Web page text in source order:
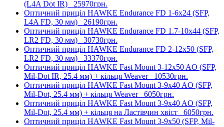
(L4A Dot IR) 25970грн.
Оптичний приціл HAWKE Endurance FD 1-6x24 (SFP,
L4A FD, 30 мм) 26190грн.
Оптичний приціл HAWKE Endurance FD 1.7-10x44 (SFP,
LR2 FD, 30 мм) 30730грн.
Оптичний приціл HAWKE Endurance FD 2-12x50 (SFP,
LR2 FD, 30 мм) 33370грн.
Оптичний приціл HAWKE Fast Mount 3-12x50 AO (SFP,
Mil-Dot IR, 25.4 мм) + кільця Weaver 10530грн.
Оптичний приціл HAWKE Fast Mount 3-9x40 AO (SFP,
Mil-Dot, 25.4 мм) + кільця Weaver 6050грн.
Оптичний приціл HAWKE Fast Mount 3-9x40 AO (SFP,
Mil-Dot, 25.4 мм) + кільця на Ластівчин хвіст 6050грн.
Оптичний приціл HAWKE Fast Mount 3-9x50 (SFP, Mil-